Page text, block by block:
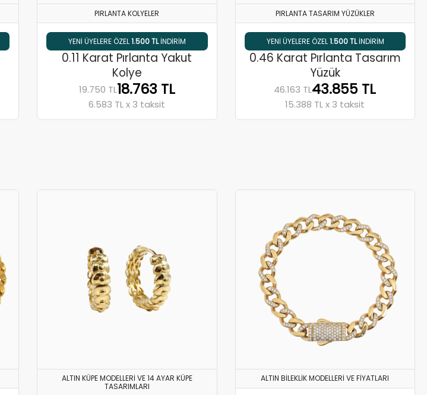
PIRLANTA KOLYELER
% 5 HAVALE / EFT İNDIRIMI
0.11 Karat Pırlanta Yakut
Kolye
19.750 TL18.763 TL
6.583 TL x 3 taksit
PIRLANTA TASARIM YÜZÜKLER
YENI ÜYELERE ÖZEL1.500 TL % 5 HAVALE / EFT İNDIRIMI
0.46 Karat Pırlanta Tasarım
Yüzük
46.163 TL43.855 TL
15.388 TL x 3 taksit
ALTIN KÜPE MODELLERI VE 14 AYAR KÜPE
TASARIMLARI
ALTIN BILEKLIK MODELLERI VE FIYATLARI